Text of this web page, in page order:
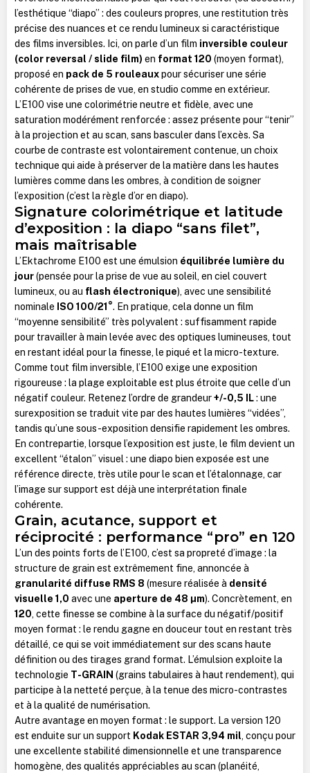
l’esthétique “diapo” : des couleurs propres, une restitution très
précise des nuances et ce rendu lumineux si caractéristique
des films inversibles. Ici, on parle d’un film inversible couleur
(color reversal / slide film) en format 120 (moyen format),
proposé en pack de 5 rouleauxpour sécuriser une série
cohérente de prises de vue, en studio comme en extérieur.
L’E100 vise une colorimétrie neutre et fidèle, avec une
saturation modérément renforcée : assez présente pour “tenir”
à la projection et au scan, sans basculer dans l’excès. Sa
courbe de contraste est volontairement contenue, un choix
technique qui aide à préserver de la matière dans les hautes
lumières comme dans les ombres, à condition de soigner
l’exposition (c’est la règle d’or en diapo).
Signature colorimétrique et latitude
d’exposition : la diapo “sans filet”,
mais maîtrisable
L’Ektachrome E100 est une émulsion équilibrée lumière du
jour(pensée pour la prise de vue au soleil, en ciel couvert
lumineux, ou au flash électronique), avec une sensibilité
nominale ISO 100/21°. En pratique, cela donne un film
“moyenne sensibilité” très polyvalent : suffisamment rapide
pour travailler à main levée avec des optiques lumineuses, tout
en restant idéal pour la finesse, le piqué et la micro-texture.
Comme tout film inversible, l’E100 exige une exposition
rigoureuse : la plage exploitable est plus étroite que celle d’un
négatif couleur. Retenez l’ordre de grandeur+/-0,5 IL: une
surexposition se traduit vite par des hautes lumières “vidées”,
tandis qu’une sous-exposition densifie rapidement les ombres.
En contrepartie, lorsque l’exposition est juste, le film devient un
excellent “étalon” visuel : une diapo bien exposée est une
référence directe, très utile pour le scan et l’étalonnage, car
l’image sur support est déjà une interprétation finale
cohérente.
Grain, acutance, support et
réciprocité : performance “pro” en 120
L’un des points forts de l’E100, c’est sa propreté d’image : la
structure de grain est extrêmement fine, annoncée à
granularité diffuse RMS 8 (mesure réalisée à densité
visuelle 1,0 avec une aperture de 48 µm). Concrètement, en
120, cette finesse se combine à la surface du négatif/positif
moyen format : le rendu gagne en douceur tout en restant très
détaillé, ce qui se voit immédiatement sur des scans haute
définition ou des tirages grand format. L’émulsion exploite la
technologie T-GRAIN (grains tabulaires à haut rendement), qui
participe à la netteté perçue, à la tenue des micro-contrastes
et à la qualité de numérisation.
Autre avantage en moyen format : le support. La version 120
est enduite sur un support Kodak ESTAR 3,94 mil, conçu pour
une excellente stabilité dimensionnelle et une transparence
homogène, des qualités appréciables au scan (planéité,